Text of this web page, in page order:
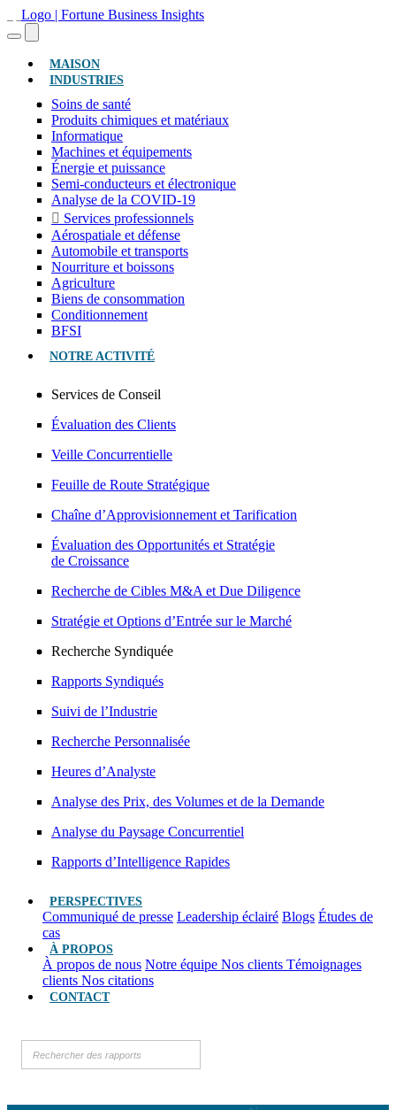
MAISON(ACTUEL)
INDUSTRIES
Soins de santé
Produits chimiques et matériaux
Informatique
Machines et équipements
Énergie et puissance
Semi-conducteurs et électronique
Analyse de la COVID-19
Services professionnels
Aérospatiale et défense
Automobile et transports
Nourriture et boissons
Agriculture
Biens de consommation
Conditionnement
BFSI
NOTRE ACTIVITÉ
Services de Conseil
Évaluation des Clients
Veille Concurrentielle
Feuille de Route Stratégique
Chaîne d’Approvisionnement et Tarification
Évaluation des Opportunités et Stratégie
de Croissance
Recherche de Cibles M&A et Due Diligence
Stratégie et Options d’Entrée sur le Marché
Recherche Syndiquée
Rapports Syndiqués
Suivi de l’Industrie
Recherche Personnalisée
Heures d’Analyste
Analyse des Prix, des Volumes et de la Demande
Analyse du Paysage Concurrentiel
Rapports d’Intelligence Rapides
PERSPECTIVES
Communiqué de presse Leadership éclairé Blogs Études de
cas
À PROPOS
À propos de nous Notre équipe Nos clients Témoignages
clients Nos citations
CONTACT